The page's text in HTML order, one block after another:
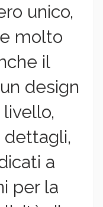
unico,
molto
il
design
dettagli,
a
per la